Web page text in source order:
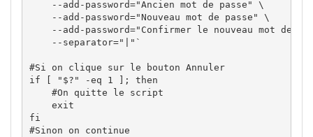
    --add-password="Ancien mot de passe" \
    --add-password="Nouveau mot de passe" \
--add-password="Confirmer le nouveau mot de
    --separator="|"`
#Si on clique sur le bouton Annuler
if [ "$?" -eq 1 ]; then
    #On quitte le script
    exit
fi
#Sinon on continue